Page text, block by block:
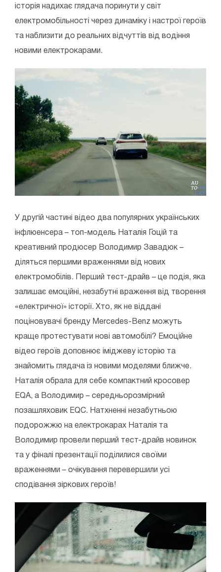
історія надихає глядача поринути у світ
електромобільності через динаміку і настрої героїв
та наблизити до реальних відчуттів від водіння
новими електрокарами.
У другій частині відео два популярних українських
інфлюенсера – топ-модель Наталія Гоцій та
креативний продюсер Володимир Завадюк –
діляться першими враженнями від нових
електромобілів. Перший тест-драйв – це подія, яка
залишає емоційні, незабутні враження від творення
«електричної» історії. Хто, як не віддані
поціновувачі бренду Mercedes-Benz можуть
краще протестувати нові автомобілі? Емоційне
відео героїв доповнює іміджеву історію та
знайомить глядача із новими моделями ближче.
Наталія обрала для себе компактний кросовер
EQA, а Володимир – середньорозмірний
позашляховик EQC. Натхненні незабутньою
подорожжю на електрокарах Наталія та
Володимир провели перший тест-драйв новинок
та у фіналі презентації поділилися своїми
враженнями – очікування перевершили усі
сподівання зіркових героїв!